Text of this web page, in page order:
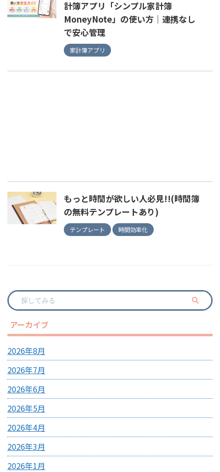
計簿アプリ「シンプル家計簿
MoneyNote」の使い方｜連携なし
で安心管理
家計簿アプリ
もっと時間が欲しい人必見!!(時間簿
の無料テンプレートあり)
テンプレート 時間効率化
アーカイブ
2026年8月
2026年7月
2026年6月
2026年5月
2026年4月
2026年3月
2026年1月